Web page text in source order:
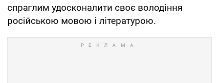
спраглим удосконалити своє володіння
російською мовою і літературою.